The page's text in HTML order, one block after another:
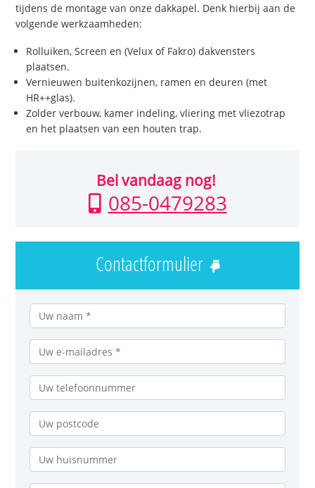
tijdens de montage van onze dakkapel. Denk hierbij aan de
volgende werkzaamheden:
Rolluiken, Screen en (Velux of Fakro) dakvensters
plaatsen.
Vernieuwen buitenkozijnen, ramen en deuren (met
HR++glas).
Zolder verbouw, kamer indeling, vliering met vliezotrap
en het plaatsen van een houten trap.
Bel vandaag nog!
085-0479283
Contactformulier